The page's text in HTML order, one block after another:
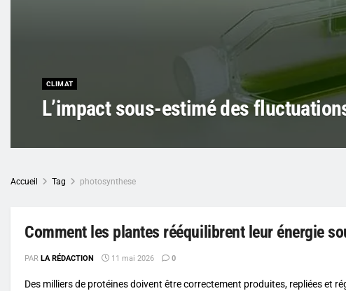
CLIMAT
L’impact sous-estimé des
Accueil Tag photosynthese
Comment les plantes rééquilibrent leur énergie
PAR LA RÉDACTION 11 mai 2026 0
Des milliers de protéines doivent être correctement produites, repliées et